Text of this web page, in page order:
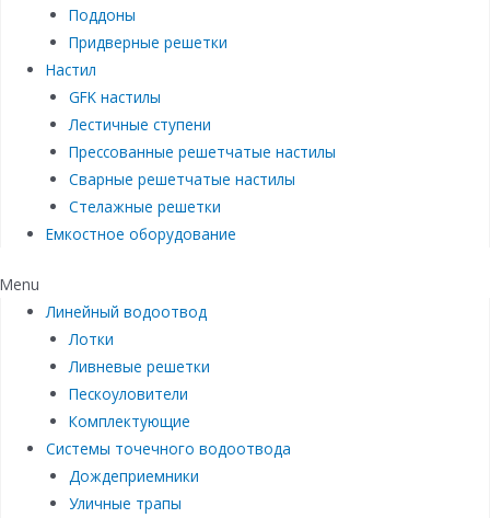
Поддоны
Придверные решетки
Настил
GFK настилы
Лестичные ступени
Прессованные решетчатые настилы
Сварные решетчатые настилы
Стелажные решетки
Емкостное оборудование
Menu
Линейный водоотвод
Лотки
Ливневые решетки
Пескоуловители
Комплектующие
Системы точечного водоотвода
Дождеприемники
Уличные трапы